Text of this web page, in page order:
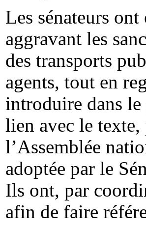
Les sénateurs
aggravant les
des transports
agents, tout en
introduire dans le
lien avec le
l’Assemblée
adoptée par le
Ils ont, par
afin de faire